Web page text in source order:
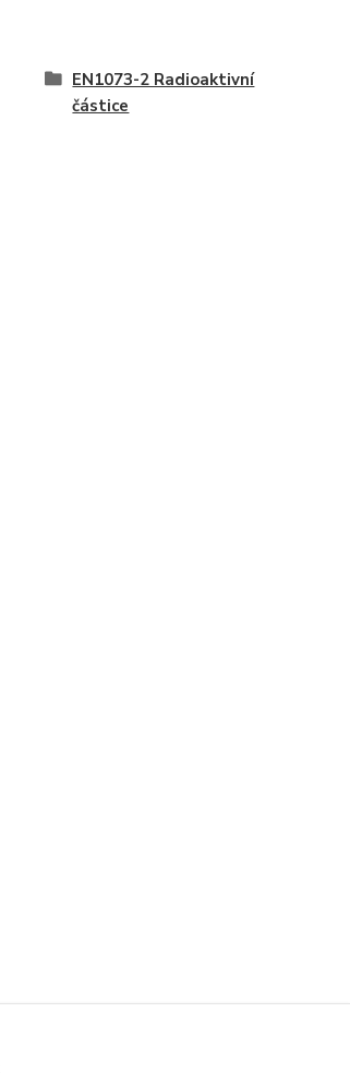
EN1073-2 Radioaktivní
částice